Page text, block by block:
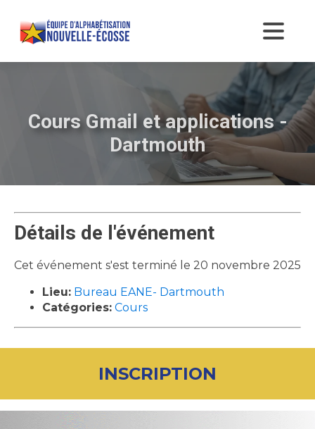
Cours Gmail et applications -
Dartmouth
Détails de l'événement
Cet événement s'est terminé le 20 novembre 2025
Lieu: Bureau EANE- Dartmouth
Catégories: Cours
INSCRIPTION